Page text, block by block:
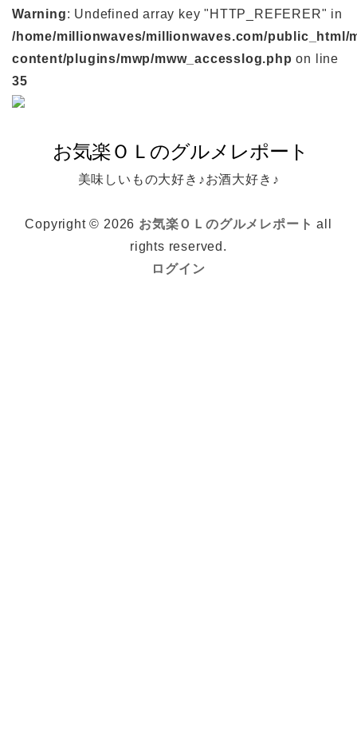
Warning: Undefined array key "HTTP_REFERER" in
/home/millionwaves/millionwaves.com/public_html/
content/plugins/mwp/mww_accesslog.php on line
35
美味しいもの大好き♪お酒大好き♪
Copyright © 2026 お気楽ＯＬのグルメレポート all
rights reserved.
ログイン